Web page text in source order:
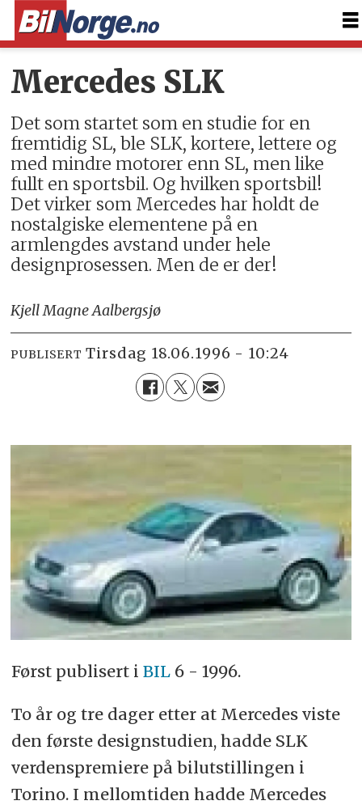
Mercedes SLK
Det som startet som en studie for en
fremtidig SL, ble SLK, kortere, lettere og
med mindre motorer enn SL, men like
fullt en sportsbil. Og hvilken sportsbil!
Det virker som Mercedes har holdt de
nostalgiske elementene på en
armlengdes avstand under hele
designprosessen. Men de er der!
Kjell Magne Aalbergsjø
PUBLISERT tirsdag 18.06.1996 - 10:24
Først publisert i BIL6 - 1996.
To år og tre dager etter at Mercedes viste
den første designstudien, hadde SLK
verdenspremiere på bilutstillingen i
Torino. I mellomtiden hadde Mercedes